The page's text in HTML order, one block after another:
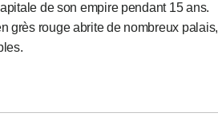
de son empire pendant 15 ans.
grès rouge abrite de nombreux palais,